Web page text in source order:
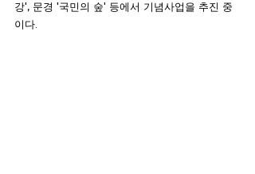
강', 문경 '국민의 숲' 등에서 기념사업을 추진 중
이다.